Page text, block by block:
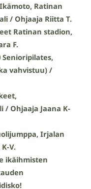
Ratinan
/ Ohjaaja Riitta T.
Ratinan stadion,
F.
Senioripilates,
vahvistuu) /
/ Ohjaaja Jaana K-
Irjalan
V.
ikäihmisten